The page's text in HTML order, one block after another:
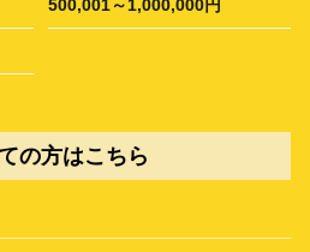
500,001～1,000,000円
の方はこちら